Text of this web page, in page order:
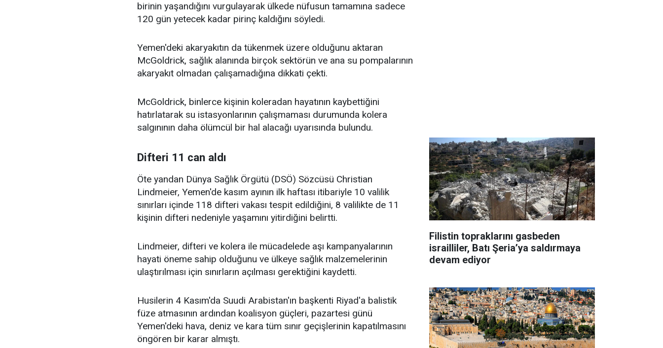
birinin yaşandığını vurgulayarak ülkede nüfusun tamamına sadece
120 gün yetecek kadar pirinç kaldığını söyledi.
Yemen'deki akaryakıtın da tükenmek üzere olduğunu aktaran
McGoldrick, sağlık alanında birçok sektörün ve ana su pompalarının
akaryakıt olmadan çalışamadığına dikkati çekti.
McGoldrick, binlerce kişinin koleradan hayatının kaybettiğini
hatırlatarak su istasyonlarının çalışmaması durumunda kolera
salgınının daha ölümcül bir hal alacağı uyarısında bulundu.
Difteri 11 can aldı
Öte yandan Dünya Sağlık Örgütü (DSÖ) Sözcüsü Christian
Lindmeier, Yemen'de kasım ayının ilk haftası itibariyle 10 valilik
sınırları içinde 118 difteri vakası tespit edildiğini, 8 valilikte de 11
kişinin difteri nedeniyle yaşamını yitirdiğini belirtti.
Lindmeier, difteri ve kolera ile mücadelede aşı kampanyalarının
hayati öneme sahip olduğunu ve ülkeye sağlık malzemelerinin
ulaştırılması için sınırların açılması gerektiğini kaydetti.
Husilerin 4 Kasım'da Suudi Arabistan'ın başkenti Riyad'a balistik
füze atmasının ardından koalisyon güçleri, pazartesi günü
Yemen'deki hava, deniz ve kara tüm sınır geçişlerinin kapatılmasını
öngören bir karar almıştı.
Filistin topraklarını gasbeden
israilliler, Batı Şeria’ya saldırmaya
devam ediyor